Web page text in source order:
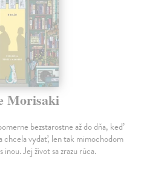
Morisaki
bezstarostne až do dňa, keď
chcela vydať, len tak mimochodom
inou. Jej život sa zrazu rúca.